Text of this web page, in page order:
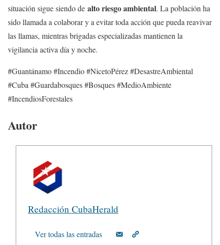
situación sigue siendo de alto riesgo ambiental. La población ha
sido llamada a colaborar y a evitar toda acción que pueda reavivar
las llamas, mientras brigadas especializadas mantienen la
vigilancia activa día y noche.
#Guantánamo #Incendio #NicetoPérez #DesastreAmbiental
#Cuba #Guardabosques #Bosques #MedioAmbiente
#IncendiosForestales
Autor
Redacción CubaHerald
Ver todas las entradas